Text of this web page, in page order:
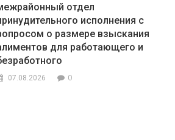
отдел
исполнения с
о размере взыскания
для работающего и
07.08.2026 0